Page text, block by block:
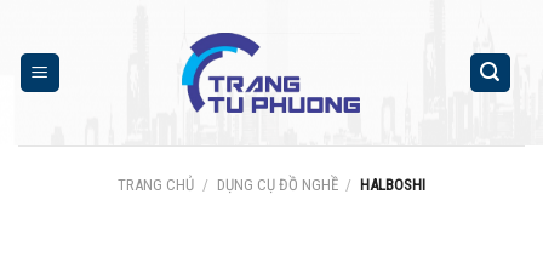
content
TRANG CHỦ / DỤNG CỤ ĐỒ NGHỀ / HALBOSHI